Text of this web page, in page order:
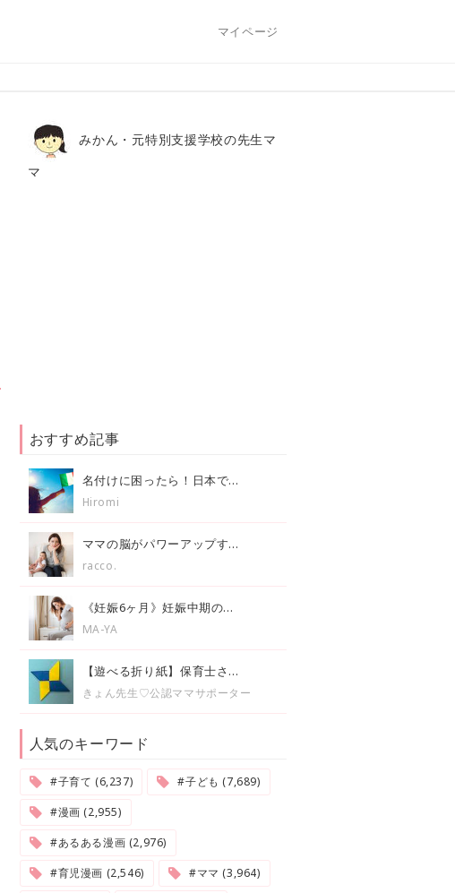
マイページ
みかん・元特別支援学校の先生マ
マ
おすすめ記事
名付けに困ったら！日本で...
Hiromi
ママの脳がパワーアップす...
racco.
《妊娠6ヶ月》妊娠中期の...
MA-YA
【遊べる折り紙】保育士さ...
きょん先生♡公認ママサポーター
人気のキーワード
#子育て (6,237)
#子ども (7,689)
#漫画 (2,955)
#あるある漫画 (2,976)
#育児漫画 (2,546)
#ママ (3,964)